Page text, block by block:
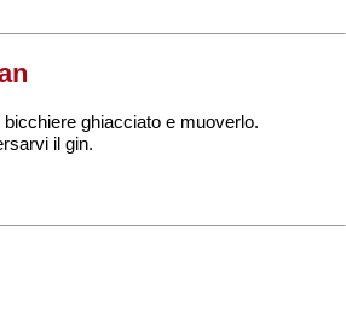
ghiacciato e muoverlo.
il gin.